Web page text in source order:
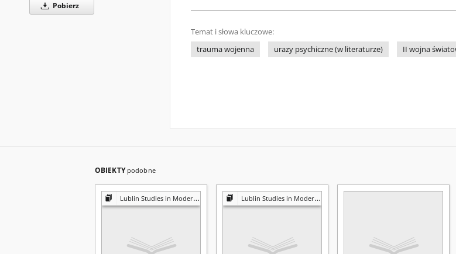
Pobierz
Temat i słowa kluczowe:
trauma wojenna
urazy psychiczne (w literaturze) II wojna
OBIEKTY podobne
Lublin Studies in Modern Languages and Literature Lublin Studies in Modern Languages and Literature